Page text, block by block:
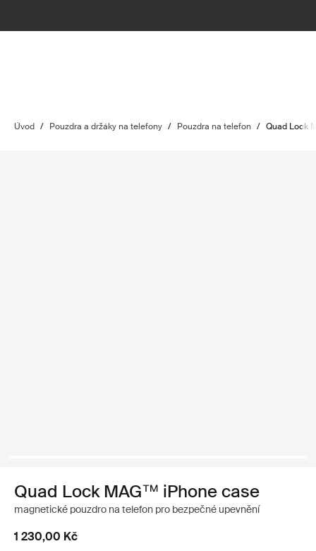
Úvod / Pouzdra a držáky na telefony / Pouzdra na telefon / Quad Lock
Quad Lock MAG™ iPhone case
magnetické pouzdro na telefon pro bezpečné upevnění
1 230,00 Kč